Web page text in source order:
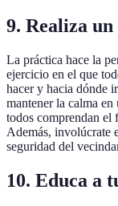
9. Realiza
La práctica hace la
ejercicio en el que
hacer y hacia dónde
mantener la calma
todos comprendan el
Además, involúcrate
seguridad del
10. Educa a